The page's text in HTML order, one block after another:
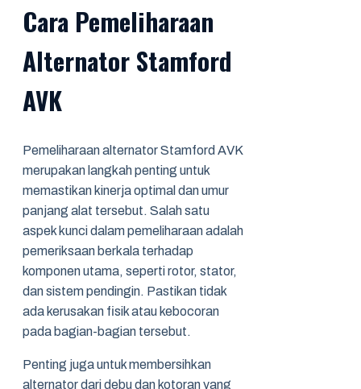
Cara Pemeliharaan
Alternator Stamford
AVK
Pemeliharaan alternator Stamford AVK
merupakan langkah penting untuk
memastikan kinerja optimal dan umur
panjang alat tersebut. Salah satu
aspek kunci dalam pemeliharaan adalah
pemeriksaan berkala terhadap
komponen utama, seperti rotor, stator,
dan sistem pendingin. Pastikan tidak
ada kerusakan fisik atau kebocoran
pada bagian-bagian tersebut.
Penting juga untuk membersihkan
alternator dari debu dan kotoran yang